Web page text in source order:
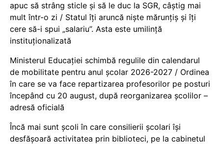
apuc să strâng sticle și să le duc la SGR, câștig mai
mult într-o zi / Statul îți aruncă niște mărunțiș și îți
cere să-i spui „salariu”. Asta este umilință
instituționalizată
Ministerul Educației schimbă regulile din calendarul
de mobilitate pentru anul școlar 2026-2027 / Ordinea
în care se va face repartizarea profesorilor pe posturi
începând cu 20 august, după reorganizarea școlilor –
adresă oficială
Încă mai sunt școli în care consilierii școlari își
desfășoară activitatea prin biblioteci, pe la cabinetul